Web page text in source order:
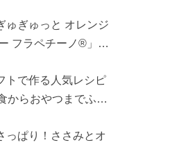
ゅぎゅっと オレンジ
フラペチーノ®」の
ろごろ！
トで作る人気レシピ
からおやつまでふん
っぱり！ささみとオ